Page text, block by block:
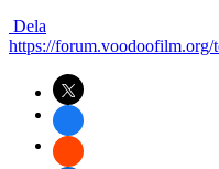
Dela
https://